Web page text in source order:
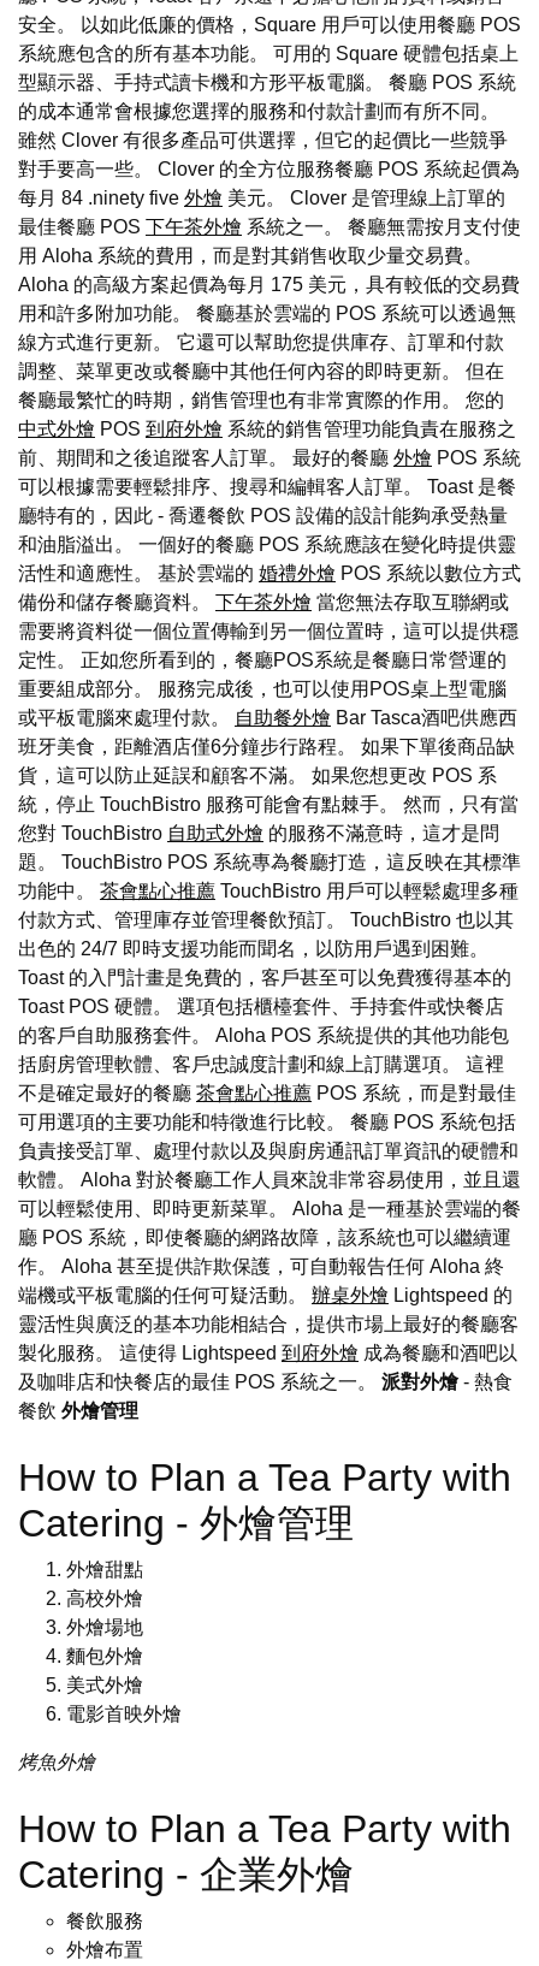
安全。 以如此低廉的價格，Square 用戶可以使用餐廳 POS
系統應包含的所有基本功能。 可用的 Square 硬體包括桌上
型顯示器、手持式讀卡機和方形平板電腦。 餐廳 POS 系統
的成本通常會根據您選擇的服務和付款計劃而有所不同。
雖然 Clover 有很多產品可供選擇，但它的起價比一些競爭
對手要高一些。 Clover 的全方位服務餐廳 POS 系統起價為
每月 84 .ninety five 外燴 美元。 Clover 是管理線上訂單的
最佳餐廳 POS 下午茶外燴 系統之一。 餐廳無需按月支付使
用 Aloha 系統的費用，而是對其銷售收取少量交易費。
Aloha 的高級方案起價為每月 175 美元，具有較低的交易費
用和許多附加功能。 餐廳基於雲端的 POS 系統可以透過無
線方式進行更新。 它還可以幫助您提供庫存、訂單和付款
調整、菜單更改或餐廳中其他任何內容的即時更新。 但在
餐廳最繁忙的時期，銷售管理也有非常實際的作用。 您的
中式外燴 POS 到府外燴 系統的銷售管理功能負責在服務之
前、期間和之後追蹤客人訂單。 最好的餐廳 外燴 POS 系統
可以根據需要輕鬆排序、搜尋和編輯客人訂單。 Toast 是餐
廳特有的，因此 - 喬遷餐飲 POS 設備的設計能夠承受熱量
和油脂溢出。 一個好的餐廳 POS 系統應該在變化時提供靈
活性和適應性。 基於雲端的 婚禮外燴 POS 系統以數位方式
備份和儲存餐廳資料。 下午茶外燴 當您無法存取互聯網或
需要將資料從一個位置傳輸到另一個位置時，這可以提供穩
定性。 正如您所看到的，餐廳POS系統是餐廳日常營運的
重要組成部分。 服務完成後，也可以使用POS桌上型電腦
或平板電腦來處理付款。
自助餐外燴 Bar Tasca酒吧供應西
班牙美食，距離酒店僅6分鐘步行路程。 如果下單後商品缺
貨，這可以防止延誤和顧客不滿。 如果您想更改 POS 系
統，停止 TouchBistro 服務可能會有點棘手。 然而，只有當
您對 TouchBistro 自助式外燴 的服務不滿意時，這才是問
題。 TouchBistro POS 系統專為餐廳打造，這反映在其標準
功能中。 茶會點心推薦 TouchBistro 用戶可以輕鬆處理多種
付款方式、管理庫存並管理餐飲預訂。 TouchBistro 也以其
出色的 24/7 即時支援功能而聞名，以防用戶遇到困難。
Toast 的入門計畫是免費的，客戶甚至可以免費獲得基本的
Toast POS 硬體。 選項包括櫃檯套件、手持套件或快餐店
的客戶自助服務套件。 Aloha POS 系統提供的其他功能包
括廚房管理軟體、客戶忠誠度計劃和線上訂購選項。 這裡
不是確定最好的餐廳 茶會點心推薦 POS 系統，而是對最佳
可用選項的主要功能和特徵進行比較。 餐廳 POS 系統包括
負責接受訂單、處理付款以及與廚房通訊訂單資訊的硬體和
軟體。 Aloha 對於餐廳工作人員來說非常容易使用，並且還
可以輕鬆使用、即時更新菜單。 Aloha 是一種基於雲端的餐
廳 POS 系統，即使餐廳的網路故障，該系統也可以繼續運
作。 Aloha 甚至提供詐欺保護，可自動報告任何 Aloha 終
端機或平板電腦的任何可疑活動。 辦桌外燴 Lightspeed 的
靈活性與廣泛的基本功能相結合，提供市場上最好的餐廳客
製化服務。 這使得 Lightspeed 到府外燴 成為餐廳和酒吧以
及咖啡店和快餐店的最佳 POS 系統之一。 派對外燴 - 熱食
餐飲 外燴管理
How to Plan a Tea Party with
Catering - 外燴管理
外燴甜點
高校外燴
外燴場地
麵包外燴
美式外燴
電影首映外燴
烤魚外燴
How to Plan a Tea Party with
Catering - 企業外燴
餐飲服務
外燴布置